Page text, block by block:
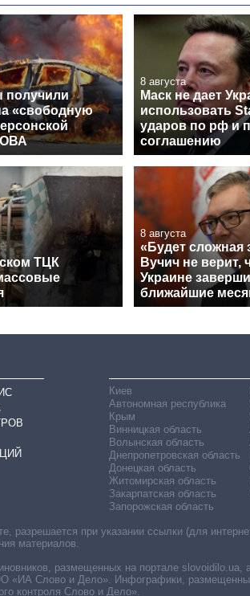
получили
«свободную
ОВА
8 августа
Маск не дает
использовать
ударов по рф и
соглашению
ТЦК
8 августа
«Будет сложная
Вучич не верит,
Украине
ближайшие
Киев
Автономная республика
Крым
Винницкая область
Волынская область
Днепропетровская область
Донецкая область
Житомирская область
Закарпатская область
Запорожская область
разрешается при указании ссылки (для
материалов.
размещенных на портале
Слово и Дело». Инфографики,
контроля Слово и Дело».